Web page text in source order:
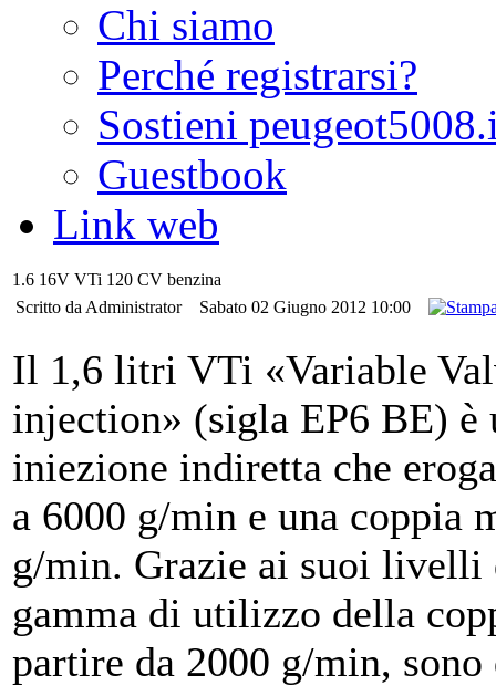
Chi siamo
Perché registrarsi?
Sostieni
Guestbook
Link web
1.6 16V VTi 120 CV benzina
Scritto da Administrator
Sabato 02 Giugno 2012 10:00
Il 1,6 litri VTi «Variable
injection» (sigla EP6 BE) è
iniezione indiretta che
a 6000 g/min e una coppia
g/min. Grazie ai suoi livelli
gamma di utilizzo della
partire da 2000 g/min,